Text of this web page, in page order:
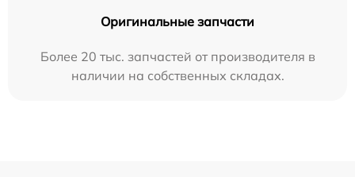
Оригинальные запчасти
Более 20 тыс. запчастей от производителя в
наличии на собственных складах.